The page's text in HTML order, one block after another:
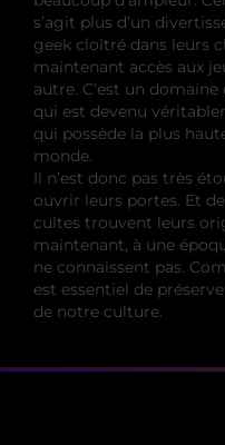
s’agit plus d’un
geek cloîtré dans leurs
maintenant accès aux
autre. C’est un
qui est devenu
qui possède la plus
monde.
Il n’est donc pas très
ouvrir leurs portes. Et
cultes trouvent leurs
maintenant, à une
ne connaissent pas.
est essentiel de
de notre culture.